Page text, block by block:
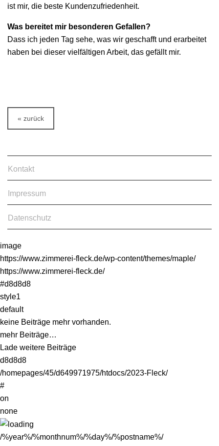
ist mir, die beste Kundenzufriedenheit.
Was bereitet mir besonderen Gefallen?
Dass ich jeden Tag sehe, was wir geschafft und erarbeitet
haben bei dieser vielfältigen Arbeit, das gefällt mir.
« zurück
Kontakt
Impressum
Datenschutz
image
https://www.zimmerei-fleck.de/wp-content/themes/maple/
https://www.zimmerei-fleck.de/
#d8d8d8
style1
default
keine Beiträge mehr vorhanden.
mehr Beiträge…
Lade weitere Beiträge
d8d8d8
/homepages/45/d649971975/htdocs/2023-Fleck/
#
on
none
/%year%/%monthnum%/%day%/%postname%/